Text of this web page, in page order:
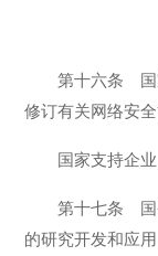
第十六条 国
修订有关网络安
国家支持企
第十七条 国
的研究开发和应